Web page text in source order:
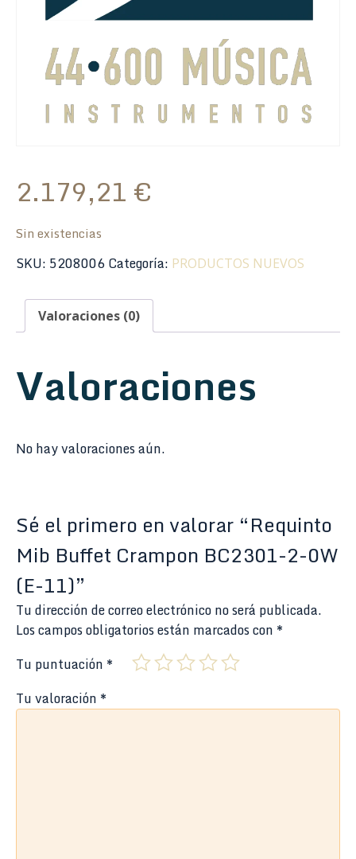
2.179,21 €
Sin existencias
SKU: 5208006Categoría: PRODUCTOS NUEVOS
Valoraciones (0)
Valoraciones
No hay valoraciones aún.
Sé el primero en valorar “Requinto
Mib Buffet Crampon BC2301-2-0W
(E-11)”
Tu dirección de correo electrónico no será publicada.
Los campos obligatorios están marcados con *
Tu puntuación *
Tu valoración *